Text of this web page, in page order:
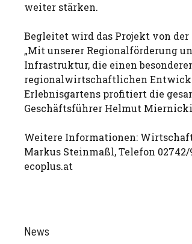
weiter stärken.
Begleitet wird das Projekt von
„Mit unserer Regionalförderung
Infrastruktur, die einen
regionalwirtschaftlichen
Erlebnisgartens profitiert die
Geschäftsführer Helmut
Weitere Informationen:
Markus Steinmaßl, Telefon 02742/
ecoplus.at
News